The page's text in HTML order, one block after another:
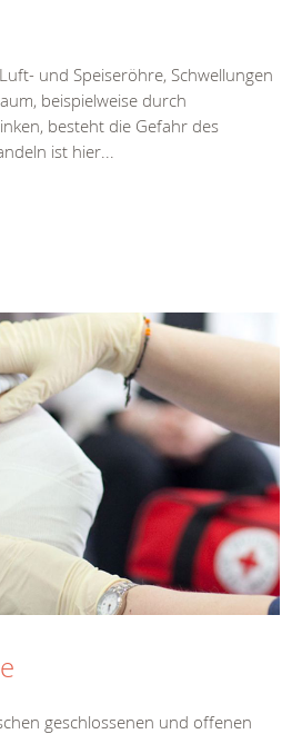
und Speiseröhre, Schwellungen
beispielweise durch
besteht die Gefahr des
ist hier...
geschlossenen und offenen